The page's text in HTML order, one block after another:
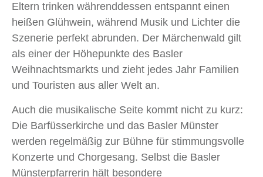
Eltern trinken währenddessen entspannt einen
heißen Glühwein, während Musik und Lichter die
Szenerie perfekt abrunden. Der Märchenwald gilt
als einer der Höhepunkte des Basler
Weihnachtsmarkts und zieht jedes Jahr Familien
und Touristen aus aller Welt an.
Auch die musikalische Seite kommt nicht zu kurz:
Die Barfüsserkirche und das Basler Münster
werden regelmäßig zur Bühne für stimmungsvolle
Konzerte und Chorgesang. Selbst die Basler
Münsterpfarrerin hält besondere